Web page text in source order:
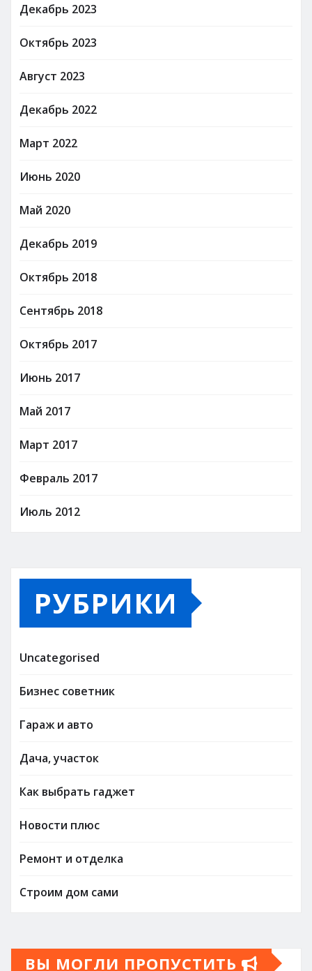
Декабрь 2023
Октябрь 2023
Август 2023
Декабрь 2022
Март 2022
Июнь 2020
Май 2020
Декабрь 2019
Октябрь 2018
Сентябрь 2018
Октябрь 2017
Июнь 2017
Май 2017
Март 2017
Февраль 2017
Июль 2012
РУБРИКИ
Uncategorised
Бизнес советник
Гараж и авто
Дача, участок
Как выбрать гаджет
Новости плюс
Ремонт и отделка
Строим дом сами
ВЫ МОГЛИ ПРОПУСТИТЬ